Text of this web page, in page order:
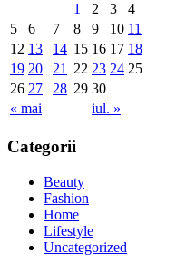
« mai iul. »
1 2 3
4
5
6 7 8 9 10 11
12 13 14 15 16 17 18
19 20 21 22 23 24 25
26 27 28 29 30
Categorii
Beauty
Fashion
Home
Lifestyle
Uncategorized